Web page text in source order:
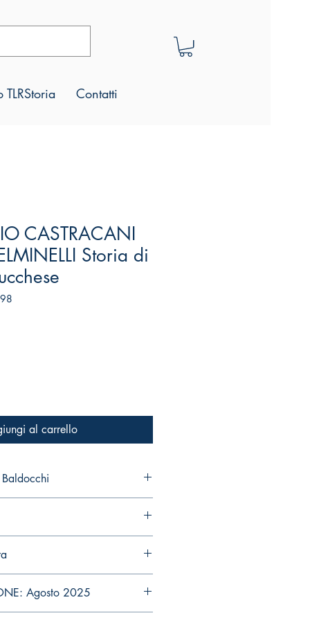
TLRStoria Contatti
CASTRACANI
Storia di
al carrello
Agosto 2025